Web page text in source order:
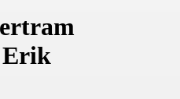
Erik